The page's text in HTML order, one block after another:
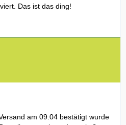
Das ist das ding!
am 09.04 bestätigt wurde